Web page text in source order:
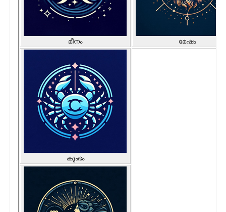
മീനം മേഷം
കുംഭം